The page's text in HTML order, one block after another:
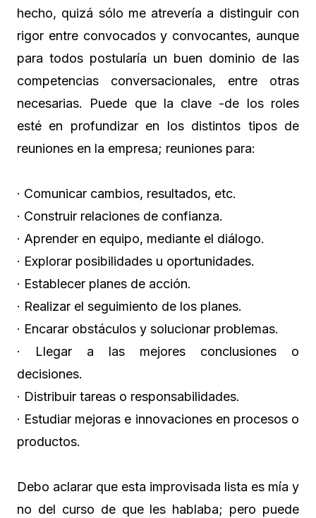
hecho, quizá sólo me atrevería a distinguir con
rigor entre convocados y convocantes, aunque
para todos postularía un buen dominio de las
competencias conversacionales, entre otras
necesarias. Puede que la clave -de los roles
esté en profundizar en los distintos tipos de
reuniones en la empresa; reuniones para:
· Comunicar cambios, resultados, etc.
· Construir relaciones de confianza.
· Aprender en equipo, mediante el diálogo.
· Explorar posibilidades u oportunidades.
· Establecer planes de acción.
· Realizar el seguimiento de los planes.
· Encarar obstáculos y solucionar problemas.
· Llegar a las mejores conclusiones o
decisiones.
· Distribuir tareas o responsabilidades.
· Estudiar mejoras e innovaciones en procesos o
productos.
Debo aclarar que esta improvisada lista es mía y
no del curso de que les hablaba; pero puede